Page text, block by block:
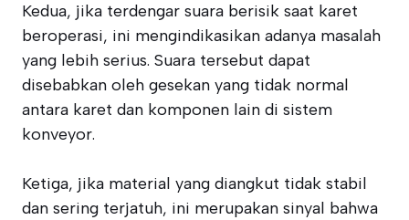
Kedua, jika terdengar suara berisik saat karet
beroperasi, ini mengindikasikan adanya masalah
yang lebih serius. Suara tersebut dapat
disebabkan oleh gesekan yang tidak normal
antara karet dan komponen lain di sistem
konveyor.
Ketiga, jika material yang diangkut tidak stabil
dan sering terjatuh, ini merupakan sinyal bahwa